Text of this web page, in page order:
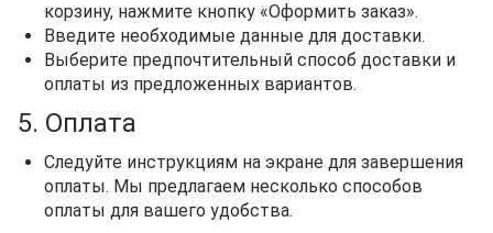
корзину, нажмите кнопку «Оформить заказ».
Введите необходимые данные для доставки.
Выберите предпочтительный способ доставки и
оплаты из предложенных вариантов.
5. Оплата
Следуйте инструкциям на экране для завершения
оплаты. Мы предлагаем несколько способов
оплаты для вашего удобства.